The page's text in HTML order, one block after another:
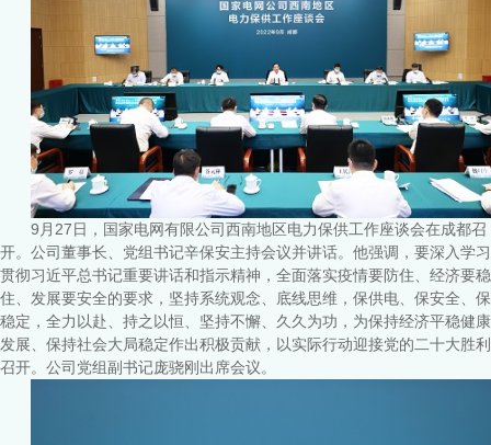
9月27日，国家电网有限公司西南地区电力保供工作座谈会在成都召
开。公司董事长、党组书记辛保安主持会议并讲话。他强调，要深入学习
贯彻习近平总书记重要讲话和指示精神，全面落实疫情要防住、经济要稳
住、发展要安全的要求，坚持系统观念、底线思维，保供电、保安全、保
稳定，全力以赴、持之以恒、坚持不懈、久久为功，为保持经济平稳健康
发展、保持社会大局稳定作出积极贡献，以实际行动迎接党的二十大胜利
召开。公司党组副书记庞骁刚出席会议。